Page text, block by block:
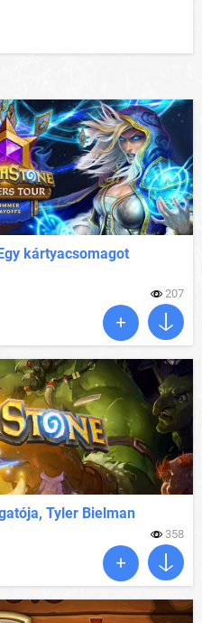
kártyacsomagot
207
Tyler Bielman
358